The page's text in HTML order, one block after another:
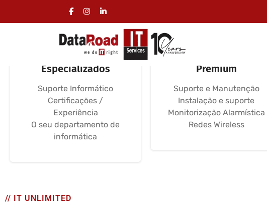
IT Unlimited Serviços
Especializados
Suporte Informático
Certificações /
Experiência
O seu departamento de
informática
Suporte Informático
Premium
Suporte e Manutenção
Instalação e suporte
Monitorização Alarmística
Redes Wireless
// IT UNLIMITED